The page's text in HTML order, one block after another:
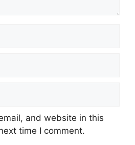
and website in this
time I comment.